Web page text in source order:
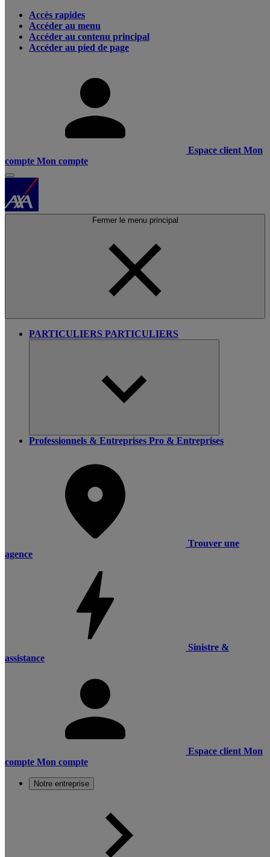
Accès rapides
Accéder au menu
Accéder au contenu principal
Accéder au pied de page
Espace client Mon
compte Mon compte
Fermer le menu principal
PARTICULIERS PARTICULIERS
Professionnels & Entreprises Pro & Entreprises
Trouver une
agence
Sinistre &
assistance
Espace client Mon
compte Mon compte
Notre entreprise